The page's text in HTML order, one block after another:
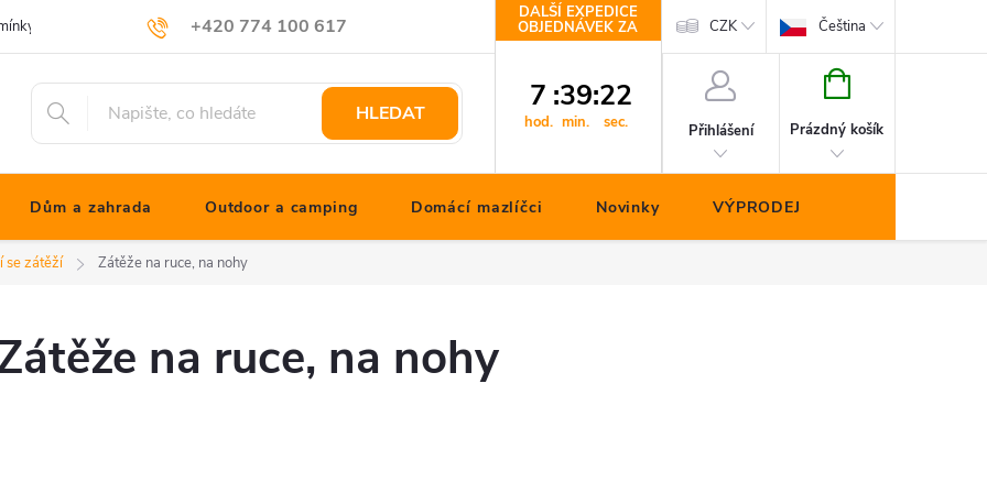
+420 774 100 617
info@jonathanshop.cz
Podmínky ochrany osobních údajů Blog JONATHANshop.cz Kontakty CZK Čeština
HLEDAT
DALŠÍ EXPEDICE
OBJEDNÁVEK ZA
7
hod.
:39
min.
:21
sec. Přihlášení
NÁKUPNÍ
Prázdný košík
Dům a zahrada Outdoor a camping Domácí mazlíčci Novinky VÝPRODEJ
se zátěží Zátěže na ruce, na nohy
na ruce, na nohy